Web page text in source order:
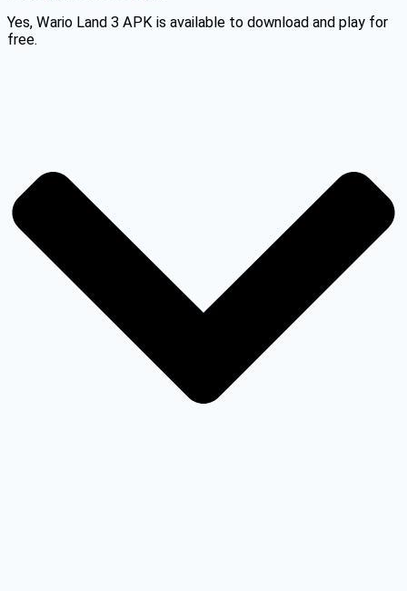
Yes, Wario Land 3 APK is available to download and play for
free.